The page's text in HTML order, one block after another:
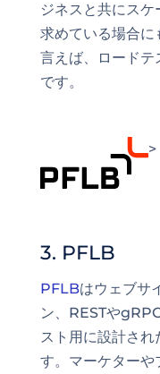
ジネスと共にス
求めている場合に
言えば、ロードテ
です。
>
3. PFLB
PFLBはウェブサ
ン、RESTや
スト用に設計さ
す。マーケターや